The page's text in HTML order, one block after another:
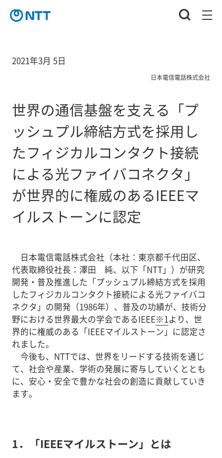
2021年3月 5日
日本電信電話株式会社
世界の通信基盤を支える「プ
ッシュプル締結方式を採用し
たフィジカルコンタクト接続
による光ファイバコネクタ」
が世界的に権威のあるIEEEマ
イルストーンに認定
日本電信電話株式会社（本社：東京都千代田区、
代表取締役社長：澤田 純、以下「NTT」）が研究
開発・普及推進した「プッシュプル締結方式を採用
したフィジカルコンタクト接続による光ファイバコ
ネクタ」の開発（1986年）、普及の功績が、技術分
野における世界最大の学会であるIEEE※1より、世
界的に権威のある「IEEEマイルストーン」に認定さ
れました。
今後も、NTTでは、世界をリードする技術を通じ
て、社会や産業、学術の発展に寄与していくととも
に、安心・安全で豊かな社会の創造に貢献していき
ます。
1．「IEEEマイルストーン」とは